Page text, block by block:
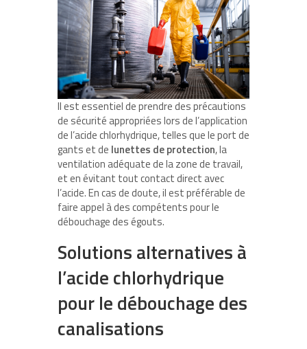
Il est essentiel de prendre des précautions
de sécurité appropriées lors de l’application
de l’acide chlorhydrique, telles que le port de
gants et de lunettes de protection, la
ventilation adéquate de la zone de travail,
et en évitant tout contact direct avec
l’acide. En cas de doute, il est préférable de
faire appel à des compétents pour le
débouchage des égouts.
Solutions alternatives à
l’acide chlorhydrique
pour le débouchage des
canalisations